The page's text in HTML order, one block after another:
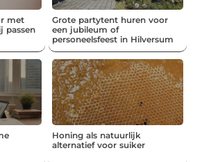
met
passen
Grote partytent huren voor
een jubileum of
personeelsfeest in Hilversum
Honing als natuurlijk
alternatief voor suiker